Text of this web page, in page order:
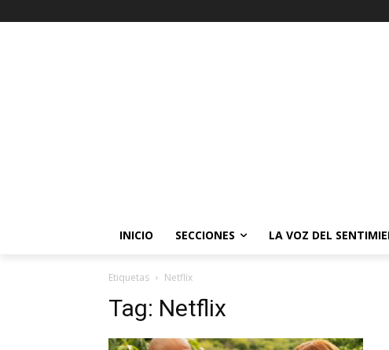
INICIO SECCIONES LA VOZ DEL
Etiquetas Netflix
Tag: Netflix